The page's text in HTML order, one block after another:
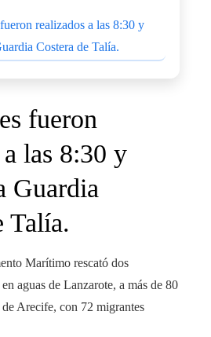
realizados a las 8:30 y
Costera de Talía.
fueron
las 8:30 y
Guardia
Talía.
Marítimo rescató dos
aguas de Lanzarote, a más de 80
Arecife, con 72 migrantes